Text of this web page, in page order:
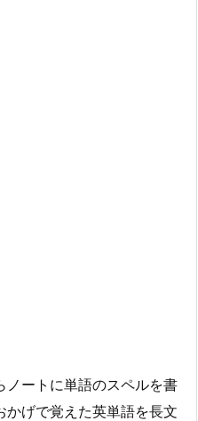
ノートに単語のスペルを書
かげで覚えた英単語を長文